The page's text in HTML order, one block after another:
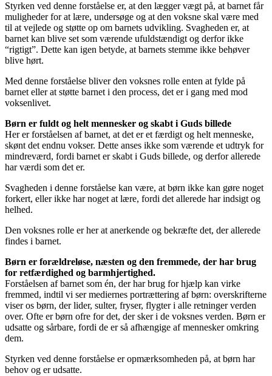
Styrken ved denne forståelse er, at den lægger vægt på, at barnet får
muligheder for at lære, undersøge og at den voksne skal være med
til at vejlede og støtte op om barnets udvikling. Svagheden er, at
barnet kan blive set som værende ufuldstændigt og derfor ikke
“rigtigt”. Dette kan igen betyde, at barnets stemme ikke behøver
blive hørt.
Med denne forståelse bliver den voksnes rolle enten at fylde på
barnet eller at støtte barnet i den process, det er i gang med mod
voksenlivet.
Børn er fuldt og helt mennesker og skabt i Guds billede
Her er forståelsen af barnet, at det er et færdigt og helt menneske,
skønt det endnu vokser. Dette anses ikke som værende et udtryk for
mindreværd, fordi barnet er skabt i Guds billede, og derfor allerede
har værdi som det er.
Svagheden i denne forståelse kan være, at børn ikke kan gøre noget
forkert, eller ikke har noget at lære, fordi det allerede har indsigt og
helhed.
Den voksnes rolle er her at anerkende og bekræfte det, der allerede
findes i barnet.
Børn er forældreløse, næsten og den fremmede, der har brug
for retfærdighed og barmhjertighed.
Forståelsen af barnet som én, der har brug for hjælp kan virke
fremmed, indtil vi ser mediernes portrættering af børn: overskrifterne
viser os børn, der lider, sulter, fryser, flygter i alle retninger verden
over. Ofte er børn ofre for det, der sker i de voksnes verden. Børn er
udsatte og sårbare, fordi de er så afhængige af mennesker omkring
dem.
Styrken ved denne forståelse er opmærksomheden på, at børn har
behov og er udsatte.